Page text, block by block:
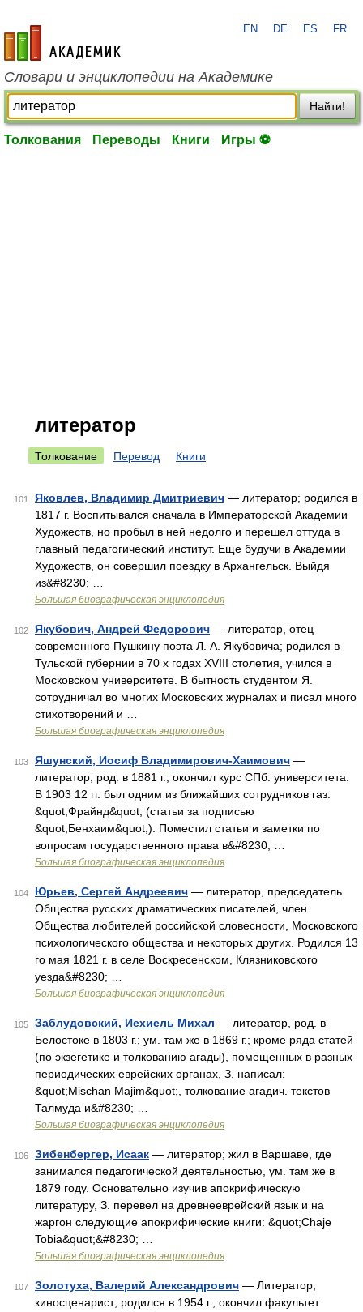
academic.ru
EN DE ES FR
Словари и энциклопедии на Академике
Найти!
Толкования Переводы Книги Игры ⚽
литератор
Толкование Перевод Книги
101 Яковлев, Владимир Дмитриевич — литератор; родился в
1817 г. Воспитывался сначала в Императорской Академии
Художеств, но пробыл в ней недолго и перешел оттуда в
главный педагогический институт. Еще будучи в Академии
Художеств, он совершил поездку в Архангельск. Выйдя
из&#8230; …
Большая биографическая энциклопедия
102 Якубович, Андрей Федорович — литератор, отец
современного Пушкину поэта Л. А. Якубовича; родился в
Тульской губернии в 70 х годах XVIII столетия, учился в
Московском университете. В бытность студентом Я.
сотрудничал во многих Московских журналах и писал много
стихотворений и …
Большая биографическая энциклопедия
103 Яшунский, Иосиф Владимирович-Хаимович —
литератор; род. в 1881 г., окончил курс СПб. университета.
В 1903 12 гг. был одним из ближайших сотрудников газ.
&quot;Фрайнд&quot; (статьи за подписью
&quot;Бенхаим&quot;). Поместил статьи и заметки по
вопросам государственного права в&#8230; …
Большая биографическая энциклопедия
104 Юрьев, Сергей Андреевич — литератор, председатель
Общества русских драматических писателей, член
Общества любителей российской словесности, Московского
психологического общества и некоторых других. Родился 13
го мая 1821 г. в селе Воскресенском, Клязниковского
уезда&#8230; …
Большая биографическая энциклопедия
105 Заблудовский, Иехиель Михал — литератор, род. в
Белостоке в 1803 г.; ум. там же в 1869 г.; кроме ряда статей
(по экзегетике и толкованию агады), помещенных в разных
периодических еврейских органах, З. написал:
&quot;Mischan Majim&quot;, толкование агадич. текстов
Талмуда и&#8230; …
Большая биографическая энциклопедия
106 Зибенбергер, Исаак — литератор; жил в Варшаве, где
занимался педагогической деятельностью, ум. там же в
1879 году. Основательно изучив апокрифическую
литературу, З. перевел на древнееврейский язык и на
жаргон следующие апокрифические книги: &quot;Chaje
Tobia&quot;&#8230; …
Большая биографическая энциклопедия
107 Золотуха, Валерий Александрович — Литератор,
киносценарист; родился в 1954 г.; окончил факультет